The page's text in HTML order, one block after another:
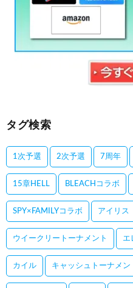
タグ検索
1次予選 2次予選 7周年
15章HELL BLEACHコラボ
SPY×FAMILYコラボ アイリス
ウイークリートーナメント エ
カイル キャッシュトーナメン